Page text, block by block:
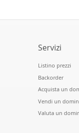
Servizi
Listino prezzi
Backorder
Acquista un
Vendi un
Valuta un